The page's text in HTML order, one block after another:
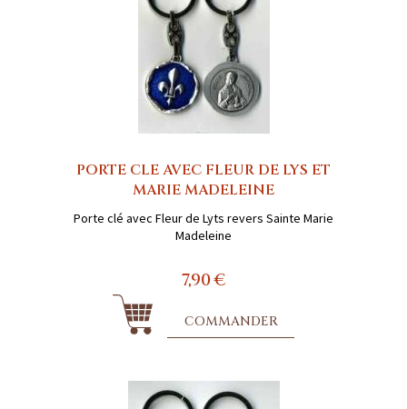
PORTE CLE AVEC FLEUR DE LYS ET
MARIE MADELEINE
Porte clé avec Fleur de Lyts revers Sainte Marie
Madeleine
7,90 €
COMMANDER